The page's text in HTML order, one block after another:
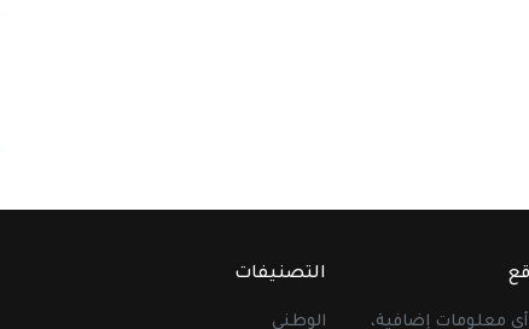
أي معلومات إضافية،
التصنيفات
الوطني